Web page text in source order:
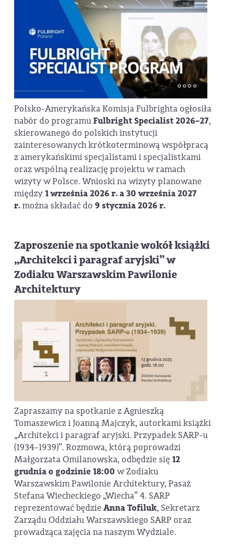
Polsko-Amerykańska Komisja Fulbrighta ogłosiła
nabór do programuFulbright Specialist 2026–27,
skierowanego do polskich instytucji
zainteresowanych krótkoterminową współpracą
z amerykańskimi specjalistami i specjalistkami
oraz wspólną realizację projektu w ramach
wizyty w Polsce. Wnioski na wizyty planowane
między 1 września 2026 r. a 30 września 2027
r.można składać do 9 stycznia 2026 r.
Zaproszenie na spotkanie wokół książki
„Architekci i paragraf aryjski” w
Zodiaku Warszawskim Pawilonie
Architektury
Zapraszamy na spotkanie z Agnieszką
Tomaszewicz i Joanną Majczyk, autorkami książki
„Architekci i paragraf aryjski. Przypadek SARP-u
(1934–1939)”. Rozmowa, którą poprowadzi
Małgorzata Omilanowska, odbędzie się 12
grudnia o godzinie 18:00 w Zodiaku
Warszawskim Pawilonie Architektury, Pasaż
Stefana Wiecheckiego „Wiecha” 4. SARP
reprezentować będzie Anna Tofiluk, Sekretarz
Zarządu Oddziału Warszawskiego SARP oraz
prowadząca zajęcia na naszym Wydziale.